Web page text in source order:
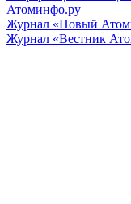
Атоминфо.ру
Журнал «Новый
Журнал «Вестник